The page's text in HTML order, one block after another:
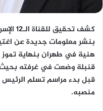
كشف
بنشر معلومات جديدة عن
هنية في طهران بنهاية تموز
قنبلة وضعت في غرفته بحيث
قبل بدء مراسم تسلم الرئيس
منصبه.